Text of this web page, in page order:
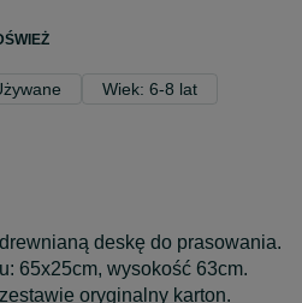
Wiek: 6-8 lat
deskę do prasowania.
65x25cm, wysokość 63cm.
oryginalny karton.